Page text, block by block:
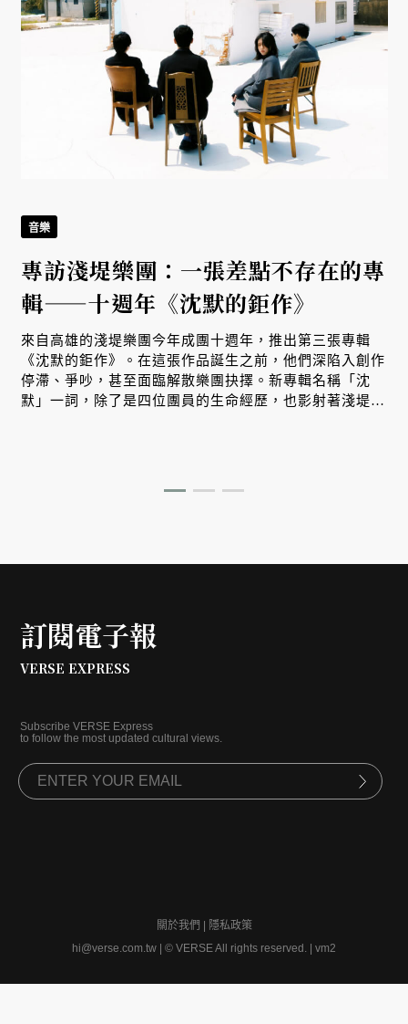
音樂
專訪淺堤樂團：一張差點不存在的專
輯——十週年《沈默的鉅作》
來自高雄的淺堤樂團今年成團十週年，推出第三張專輯
《沈默的鉅作》。在這張作品誕生之前，他們深陷入創作
停滯、爭吵，甚至面臨解散樂團抉擇。新專輯名稱「沈
默」一詞，除了是四位團員的生命經歷，也影射著淺堤走
訂閱電子報
VERSE EXPRESS
Subscribe VERSE Express
to follow the most updated cultural views.
關於我們
隱私政策
hi@verse.com.tw
© VERSE All rights reserved. | vm2